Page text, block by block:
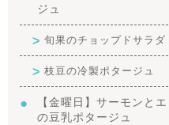
ジュ
旬果のチョップドサラダ
枝豆の冷製ポタージュ
【金曜日】サーモンと
の豆乳ポタージュ